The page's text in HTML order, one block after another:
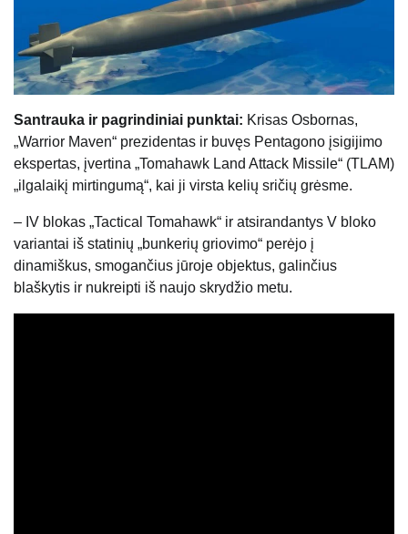
Santrauka ir pagrindiniai punktai: Krisas Osbornas,
„Warrior Maven“ prezidentas ir buvęs Pentagono įsigijimo
ekspertas, įvertina „Tomahawk Land Attack Missile“ (TLAM)
„ilgalaikį mirtingumą“, kai ji virsta kelių sričių grėsme.
– IV blokas „Tactical Tomahawk“ ir atsirandantys V bloko
variantai iš statinių „bunkerių griovimo“ perėjo į
dinamiškus, smogančius jūroje objektus, galinčius
blaškytis ir nukreipti iš naujo skrydžio metu.